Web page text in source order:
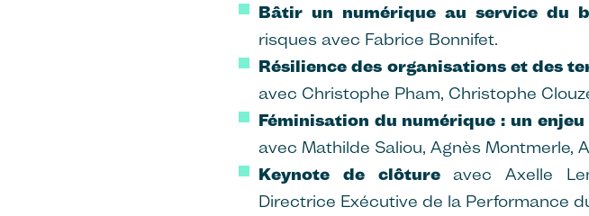
Bâtir un numérique au service du
risques avec Fabrice Bonnifet.
Résilience des organisations et des
avec Christophe Pham, Christophe
Féminisation du numérique : un
avec Mathilde Saliou, Agnès Montmerle,
Keynote de clôtureavec Axelle
Directrice Exécutive de la Performance